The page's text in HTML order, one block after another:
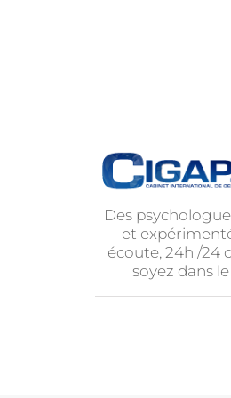
Des
et
écoute, 24h /24
soyez dans